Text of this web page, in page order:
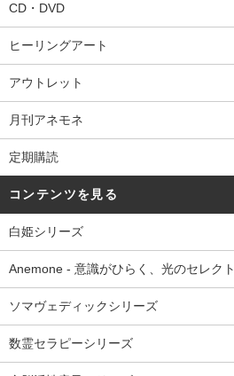
CD・DVD
ヒーリングアート
アウトレット
月刊アネモネ
定期購読
コンテンツを見る
白姫シリーズ
Anemone - 意識がひらく、光のセレクト
ソマヴェディックシリーズ
数霊セラピーシリーズ